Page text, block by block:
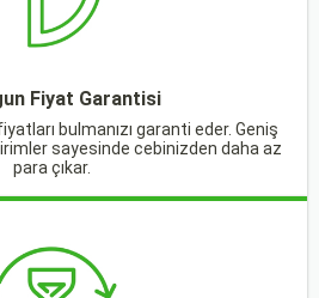
Fiyat Garantisi
bulmanızı garanti eder. Geniş
sayesinde cebinizden daha az
para çıkar.